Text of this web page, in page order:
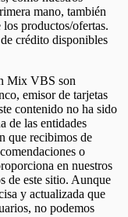
mano, también
productos/ofertas.
crédito disponibles
Mix VBS son
emisor de tarjetas
contenido no ha sido
de las entidades
que recibimos de
o
en nuestros
de este sitio. Aunque
y actualizada que
no podemos